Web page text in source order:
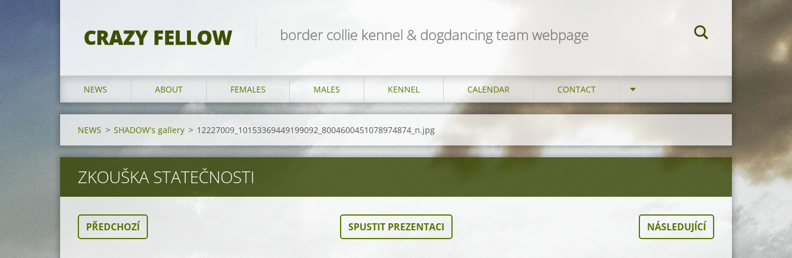
CRAZY FELLOW border collie kennel & dogdancing team webpage
NEWS ABOUT FEMALES MALES KENNEL CALENDAR CONTACT
NEWS > SHADOW's gallery > 12227009_10153369449199092_8004600451078974874_n.jpg
ZKOUŠKA STATEČNOSTI
PŘEDCHOZÍ SPUSTIT PREZENTACI NÁSLEDUJÍCÍ